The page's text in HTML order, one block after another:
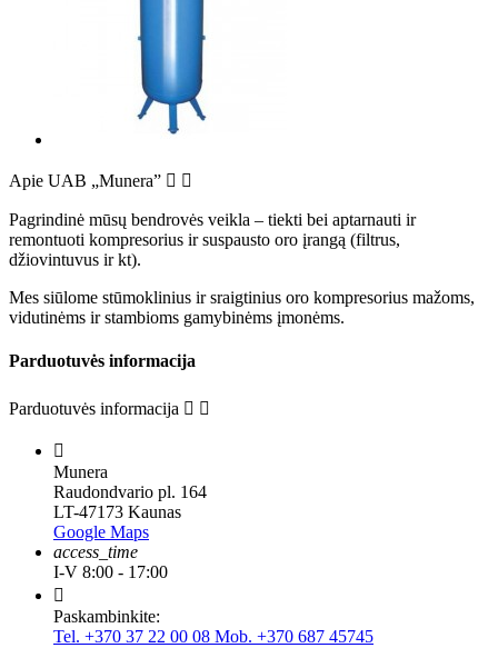
Apie UAB „Munera”  
Pagrindinė mūsų bendrovės veikla – tiekti bei aptarnauti ir
remontuoti kompresorius ir suspausto oro įrangą (filtrus,
džiovintuvus ir kt).
Mes siūlome stūmoklinius ir sraigtinius oro kompresorius mažoms,
vidutinėms ir stambioms gamybinėms įmonėms.
Parduotuvės informacija
Parduotuvės informacija  

Munera
Raudondvario pl. 164
LT-47173 Kaunas
Google Maps
access_time
I-V 8:00 - 17:00

Paskambinkite:
Tel. +370 37 22 00 08 Mob. +370 687 45745